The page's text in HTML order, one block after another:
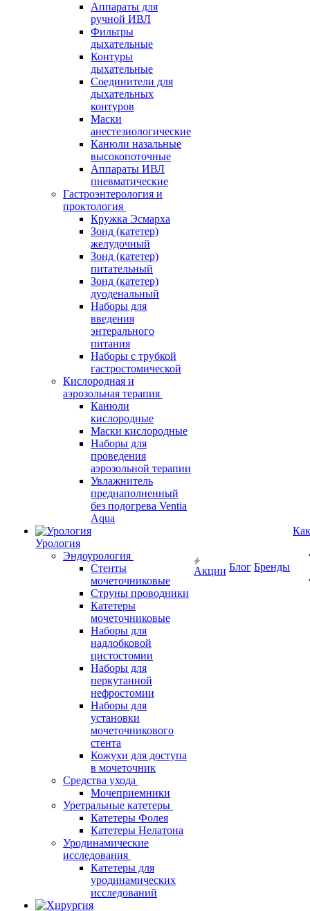
Аппараты для
ручной ИВЛ
Фильтры
дыхательные
Контуры
дыхательные
Соединители для
дыхательных
контуров
Маски
анестезиологические
Канюли назальные
высокопоточные
Аппараты ИВЛ
пневматические
Гастроэнтерология и
проктология
Кружка Эсмарха
Зонд (катетер)
желудочный
Зонд (катетер)
питательный
Зонд (катетер)
дуоденальный
Наборы для
введения
энтерального
питания
Наборы с трубкой
гастростомической
Кислородная и
аэрозольная терапия
Канюли
кислородные
Маски кислородные
Наборы для
проведения
аэрозольной терапии
Увлажнитель
преднаполненный
без подогрева Ventia
Aqua
Урология
Эндоурология
Стенты
мочеточниковые
Струны проводники
Катетеры
мочеточниковые
Наборы для
надлобковой
цистостомии
Наборы для
перкутанной
нефростомии
Наборы для
установки
мочеточникового
стента
Кожухи для доступа
в мочеточник
Средства ухода
Мочеприемники
Уретральные катетеры
Катетеры Фолея
Катетеры Нелатона
Уродинамические
исследования
Катетеры для
уродинамических
исследований
Акции Блог Бренды